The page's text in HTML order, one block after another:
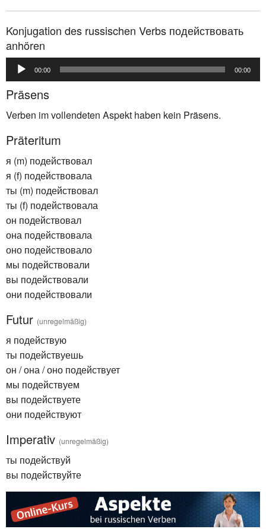
Konjugation des russischen Verbs подействовать
anhören
Audio-
Player
00:00 00:00
Präsens
Verben im vollendeten Aspekt haben kein Präsens.
Präteritum
я (m) подействовал
я (f) подействовала
ты (m) подействовал
ты (f) подействовала
он подействовал
она подействовала
оно подействовало
мы подействовали
вы подействовали
они подействовали
Futur (unregelmäßig)
я подействую
ты подействуешь
он / она / оно подействует
мы подействуем
вы подействуете
они подействуют
Imperativ (unregelmäßig)
ты подействуй
вы подействуйте